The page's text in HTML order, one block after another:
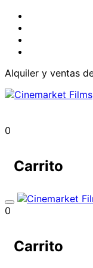
Alquiler y ventas
0
Carrito
0
Carrito